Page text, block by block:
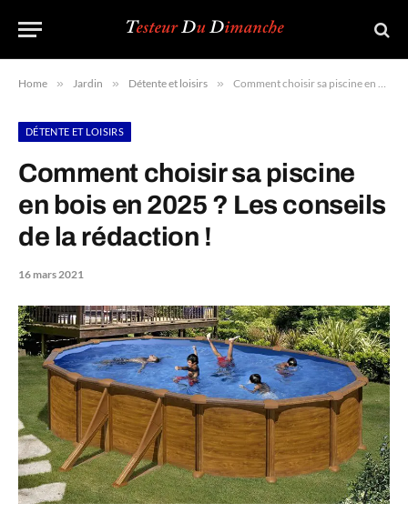
Home » Jardin » Détente et loisirs » Comment choisir sa piscine en bois en 2025 ? Les conseils de la rédaction !
DÉTENTE ET LOISIRS
Comment choisir sa piscine
en bois en 2025 ? Les conseils
de la rédaction !
16 mars 2021